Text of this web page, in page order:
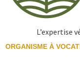
L’expertise
ORGANISME À